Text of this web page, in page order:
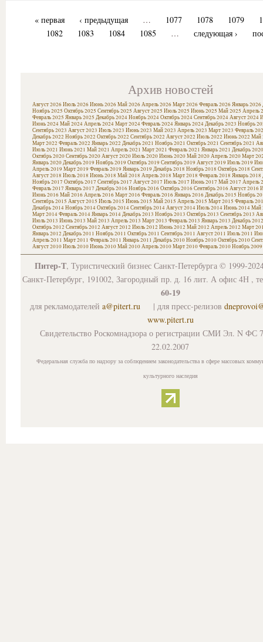
« первая ‹ предыдущая … 1077 1078 1079
1082
1083 1084 1085 … следующая ›
Архив новостей
Август 2026 Июль 2026 Июнь 2026 Май 2026 Апрель 2026 Март 2026 Февраль 2026 Январь 2026
Ноябрь 2025 Октябрь 2025 Сентябрь 2025 Август 2025 Июль 2025 Июнь 2025 Май 2025 Апрель
Февраль 2025 Январь 2025 Декабрь 2024Ноябрь 2024Октябрь 2024Сентябрь 2024Август 2024
Июнь 2024Май 2024Апрель 2024Март 2024Февраль 2024Январь 2024Декабрь 2023 Ноябрь
Сентябрь 2023 Август 2023 Июль 2023 Июнь 2023 Май 2023 Апрель 2023 Март 2023 Февраль
Декабрь 2022 Ноябрь 2022 Октябрь 2022 Сентябрь 2022 Август 2022 Июль 2022 Июнь 2022 Май
Март 2022 Февраль 2022 Январь 2022 Декабрь 2021 Ноябрь 2021 Октябрь 2021 Сентябрь 2021
Июль 2021 Июнь 2021 Май 2021 Апрель 2021 Март 2021 Февраль 2021 Январь 2021 Декабрь 2020
Октябрь 2020Сентябрь 2020Август 2020Июль 2020Июнь 2020Май 2020Апрель 2020Март
Январь 2020Декабрь 2019 Ноябрь 2019 Октябрь 2019 Сентябрь 2019 Август 2019 Июль 2019
Апрель 2019 Март 2019 Февраль 2019 Январь 2019 Декабрь 2018 Ноябрь 2018 Октябрь 2018
Август 2018 Июль 2018 Июнь 2018 Май 2018 Апрель 2018 Март 2018 Февраль 2018 Январь 2018
Ноябрь 2017 Октябрь 2017 Сентябрь 2017 Август 2017 Июль 2017 Июнь 2017 Май 2017 Апрель
Февраль 2017 Январь 2017 Декабрь 2016 Ноябрь 2016 Октябрь 2016 Сентябрь 2016 Август 2016
Июнь 2016 Май 2016 Апрель 2016 Март 2016 Февраль 2016 Январь 2016 Декабрь 2015 Ноябрь
Сентябрь 2015 Август 2015 Июль 2015 Июнь 2015 Май 2015 Апрель 2015 Март 2015 Февраль
Декабрь 2014Ноябрь 2014Октябрь 2014Сентябрь 2014Август 2014Июль 2014Июнь 2014Май
Март 2014Февраль 2014Январь 2014Декабрь 2013 Ноябрь 2013 Октябрь 2013 Сентябрь 2013
Июль 2013 Июнь 2013 Май 2013 Апрель 2013 Март 2013 Февраль 2013 Январь 2013 Декабрь 2012
Октябрь 2012 Сентябрь 2012 Август 2012 Июль 2012 Июнь 2012 Май 2012 Апрель 2012 Март
Январь 2012 Декабрь 2011 Ноябрь 2011 Октябрь 2011 Сентябрь 2011 Август 2011 Июль 2011
Апрель 2011 Март 2011 Февраль 2011 Январь 2011 Декабрь 2010Ноябрь 2010Октябрь 2010
Август 2010Июль 2010Июнь 2010Май 2010Апрель 2010Март 2010Февраль 2010Ноябрь 2009
Питер-Т, Туристический бизнес Санкт-Петербурга © 1999-
Санкт-Петербург, 191002, Загородный пр. д. 16 лит. А офис 4Н ,
60-19
для рекламодателей a@pitert.ru | для пресс-релизов
www.pitert.ru
Свидетельство Роскомнадзора о регистрации СМИ Эл. N ФС
22.02.2007
Федеральная служба по надзору за соблюдением законодательства в сфере массовых
культурного наследия